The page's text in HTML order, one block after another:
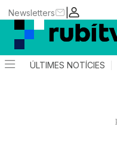
|
Newsletters
ÚLTIMES NOTÍCIES